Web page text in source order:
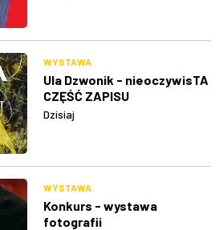
WYSTAWA
Ula Dzwonik - nieoczywisTA
CZĘŚĆ ZAPISU
Dzisiaj
WYSTAWA
Konkurs - wystawa
fotografii